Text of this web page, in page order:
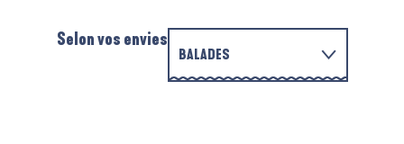
Selon vos envies
BALADES